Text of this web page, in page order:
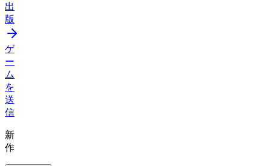
出
版
ゲ
ー
ム
を
送
信
新
作